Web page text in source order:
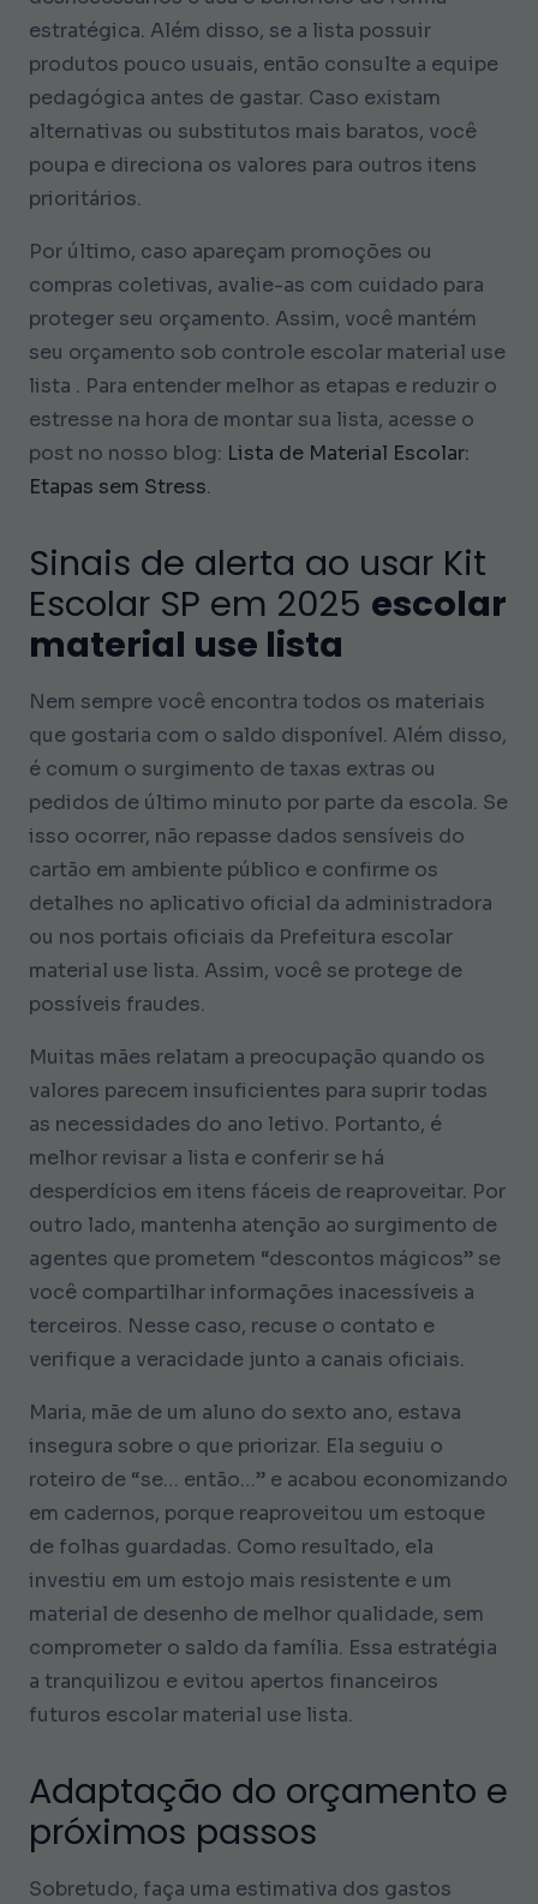
estratégica. Além disso, se a lista possuir
produtos pouco usuais, então consulte a equipe
pedagógica antes de gastar. Caso existam
alternativas ou substitutos mais baratos, você
poupa e direciona os valores para outros itens
prioritários.
Por último, caso apareçam promoções ou
compras coletivas, avalie-as com cuidado para
proteger seu orçamento. Assim, você mantém
seu orçamento sob controle escolar material use
lista . Para entender melhor as etapas e reduzir o
estresse na hora de montar sua lista, acesse o
post no nosso blog: Lista de Material Escolar:
Etapas sem Stress.
Sinais de alerta ao usar Kit
Escolar SP em 2025 escolar
material use lista
Nem sempre você encontra todos os materiais
que gostaria com o saldo disponível. Além disso,
é comum o surgimento de taxas extras ou
pedidos de último minuto por parte da escola. Se
isso ocorrer, não repasse dados sensíveis do
cartão em ambiente público e confirme os
detalhes no aplicativo oficial da administradora
ou nos portais oficiais da Prefeitura escolar
material use lista. Assim, você se protege de
possíveis fraudes.
Muitas mães relatam a preocupação quando os
valores parecem insuficientes para suprir todas
as necessidades do ano letivo. Portanto, é
melhor revisar a lista e conferir se há
desperdícios em itens fáceis de reaproveitar. Por
outro lado, mantenha atenção ao surgimento de
agentes que prometem “descontos mágicos” se
você compartilhar informações inacessíveis a
terceiros. Nesse caso, recuse o contato e
verifique a veracidade junto a canais oficiais.
Maria, mãe de um aluno do sexto ano, estava
insegura sobre o que priorizar. Ela seguiu o
roteiro de “se… então…” e acabou economizando
em cadernos, porque reaproveitou um estoque
de folhas guardadas. Como resultado, ela
investiu em um estojo mais resistente e um
material de desenho de melhor qualidade, sem
comprometer o saldo da família. Essa estratégia
a tranquilizou e evitou apertos financeiros
futuros escolar material use lista.
Adaptação do orçamento e
próximos passos
Sobretudo, faça uma estimativa dos gastos